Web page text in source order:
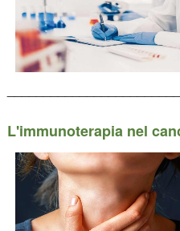
L'immunoterapia nel